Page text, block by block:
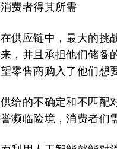
消费者得其所需
在供应链中，最大的挑
来，并且承担他们储备
望零售商购入了他们想
供给的不确定和不匹配
誉濒临险境，消费者们